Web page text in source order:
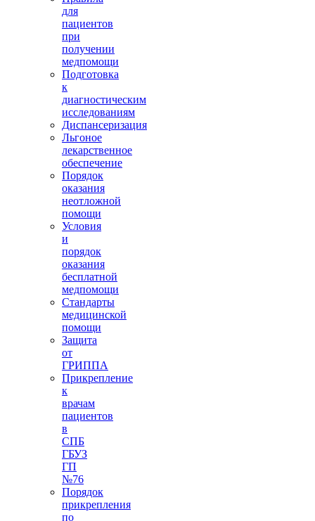
для
пациентов
при
получении
медпомощи
Подготовка
к
диагностическим
исследованиям
Диспансеризация
Льгоное
лекарственное
обеспечение
Порядок
оказания
неотложной
помощи
Условия
и
порядок
оказания
бесплатной
медпомощи
Стандарты
медицинской
помощи
Защита
от
ГРИППА
Прикрепление
к
врачам
пациентов
в
СПБ
ГБУЗ
ГП
№76
Порядок
прикрепления
по